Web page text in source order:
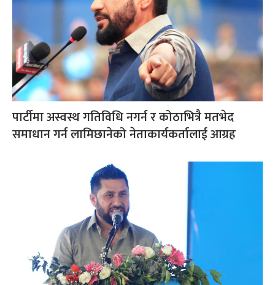
पार्टीमा अस्वस्थ गतिविधि नगर्न र कोठाभित्रै मतभेद
समाधान गर्न लामिछानेको नेताकार्यकर्तालाई आग्रह